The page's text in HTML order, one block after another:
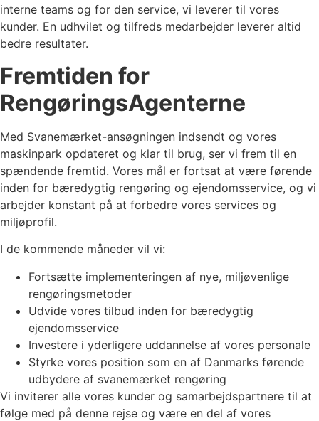
interne teams og for den service, vi leverer til vores
kunder. En udhvilet og tilfreds medarbejder leverer altid
bedre resultater.
Fremtiden for
RengøringsAgenterne
Med Svanemærket-ansøgningen indsendt og vores
maskinpark opdateret og klar til brug, ser vi frem til en
spændende fremtid. Vores mål er fortsat at være førende
inden for bæredygtig rengøring og ejendomsservice, og vi
arbejder konstant på at forbedre vores services og
miljøprofil.
I de kommende måneder vil vi:
Fortsætte implementeringen af nye, miljøvenlige
rengøringsmetoder
Udvide vores tilbud inden for bæredygtig
ejendomsservice
Investere i yderligere uddannelse af vores personale
Styrke vores position som en af Danmarks førende
udbydere af svanemærket rengøring
Vi inviterer alle vores kunder og samarbejdspartnere til at
følge med på denne rejse og være en del af vores